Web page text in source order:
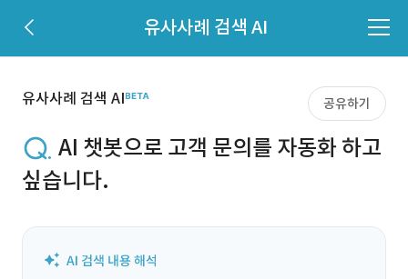
유사사례 검색 AI
유사사례 검색 AI 공유하기
AI 챗봇으로 고객 문의를 자동화 하고
싶습니다.